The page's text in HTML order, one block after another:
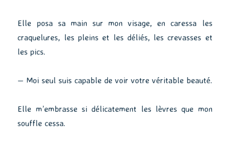
Elle posa sa main sur mon visage, en caressa les
craquelures, les pleins et les déliés, les crevasses et
les pics.
— Moi seul suis capable de voir votre véritable beauté.
Elle m’embrasse si délicatement les lèvres que mon
souffle cessa.